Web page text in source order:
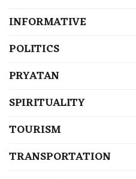
INFORMATIVE
POLITICS
PRYATAN
SPIRITUALITY
TOURISM
TRANSPORTATION